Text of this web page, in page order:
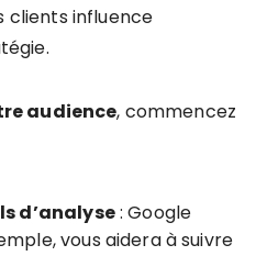
clients influence
audience, commencez
d’analyse: Google
vous aidera à suivre